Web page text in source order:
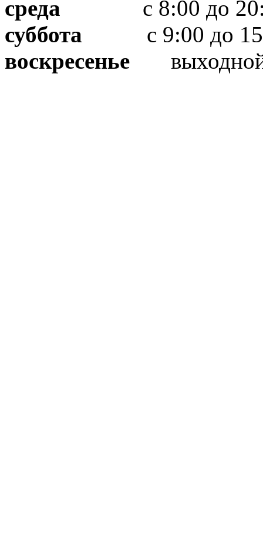
среда с 8:00 до
суббота с 9:00 до
воскресенье